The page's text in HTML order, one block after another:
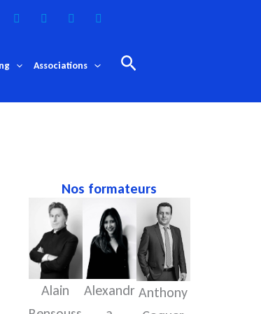
Associations Rechercher
Nos formateurs
Alain
Alexandr Anthony
Céline